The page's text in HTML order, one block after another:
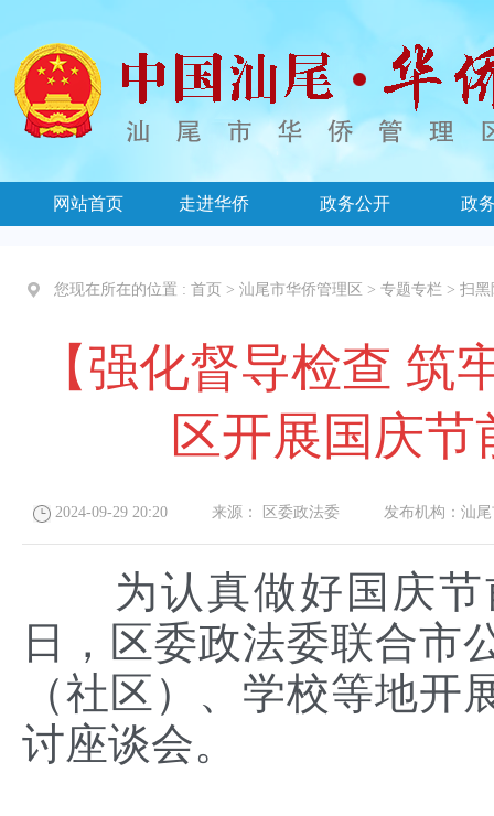
网站首页 走进华侨 政务公开 政
您现在所在的位置 : 首页 > 汕尾市华侨管理区 > 专题专栏 > 扫黑
【强化督导检查
区开展国庆
2024-09-29 20:20 来源： 区委政法委 发布机构： 汕
为认真做好国庆节
日，区委政法委联合市
（社区）、学校等地
讨座谈会。